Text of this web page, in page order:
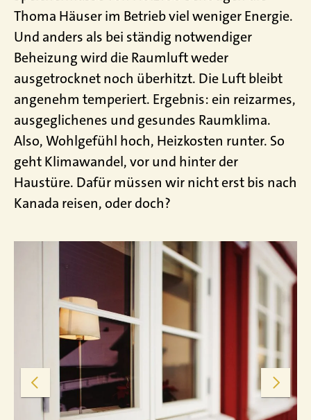
Thoma Häuser im Betrieb viel weniger Energie.
Und anders als bei ständig notwendiger
Beheizung wird die Raumluft weder
ausgetrocknet noch überhitzt. Die Luft bleibt
angenehm temperiert. Ergebnis: ein reizarmes,
ausgeglichenes und gesundes Raumklima.
Also, Wohlgefühl hoch, Heizkosten runter. So
geht Klimawandel, vor und hinter der
Haustüre. Dafür müssen wir nicht erst bis nach
Kanada reisen, oder doch?